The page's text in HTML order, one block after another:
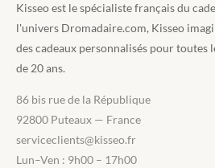
Kisseo est le spécialiste français du
l'univers Dromadaire.com, Kisseo
des cadeaux personnalisés pour toutes
de 20 ans.
86 bis rue de la République
92800 Puteaux — France
serviceclients@kisseo.fr
Lun–Ven : 9h00 – 17h00